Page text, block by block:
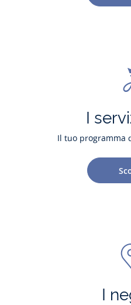
I
Il tuo programma
I